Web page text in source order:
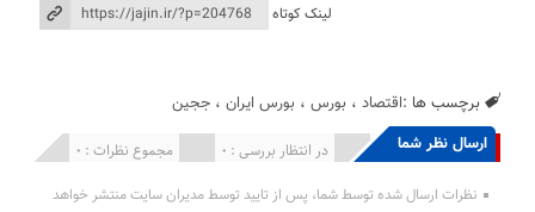
لینک کوتاه
برچسب ها :اقتصاد ، بورس ، بورس ایران ،ججین
ارسال نظر شما مجموع نظرات : 0 در انتظار بررسی : 0 انتشار یافته : 0
نظرات ارسال شده توسط شما، پس از تایید توسط مدیران سایت منتشر خواهد